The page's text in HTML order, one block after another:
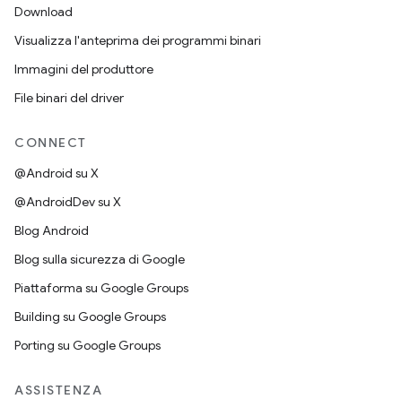
Download
Visualizza l'anteprima dei programmi binari
Immagini del produttore
File binari del driver
CONNECT
@Android su X
@AndroidDev su X
Blog Android
Blog sulla sicurezza di Google
Piattaforma su Google Groups
Building su Google Groups
Porting su Google Groups
ASSISTENZA